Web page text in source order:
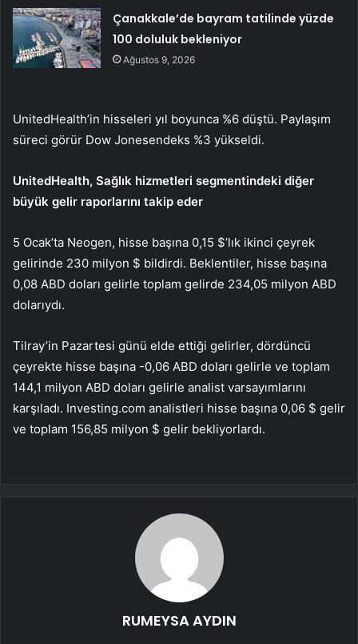
Çanakkale’de bayram tatilinde yüzde
100 doluluk bekleniyor
Ağustos 9, 2026
UnitedHealth’in hisseleri yıl boyunca %6 düştü. Paylaşım
süreci görür Dow Jonesendeks %3 yükseldi.
UnitedHealth, Sağlık hizmetleri segmentindeki diğer
büyük gelir raporlarını takip eder
5 Ocak’ta Neogen, hisse başına 0,15 $’lık ikinci çeyrek
gelirinde 230 milyon $ bildirdi. Beklentiler, hisse başına
0,08 ABD doları gelirle toplam gelirde 234,05 milyon ABD
dolarıydı.
Tilray’in Pazartesi günü elde ettiği gelirler, dördüncü
çeyrekte hisse başına -0,06 ABD doları gelirle ve toplam
144,1 milyon ABD doları gelirle analist varsayımlarını
karşıladı. Investing.com analistleri hisse başına 0,06 $ gelir
ve toplam 156,85 milyon $ gelir bekliyorlardı.
RUMEYSA AYDIN